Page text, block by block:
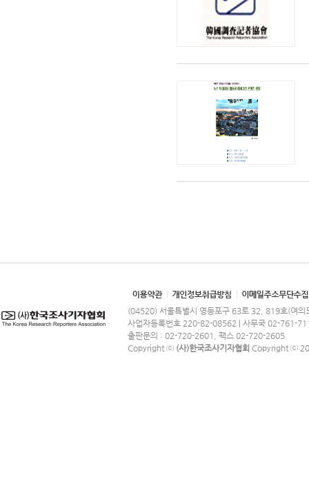
(04520) 서울특별시 영등포구 63로 32, 819호(여의
사업자등록번호 220-82-08562 | 사무국 02-761-
출판문의 : 02-720-2601, 팩스 02-720-2605
Copyright ⓒ (사)한국조사기자협회 Copyright ⓒ